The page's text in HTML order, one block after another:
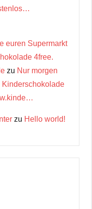
euren Supermarkt
4free.
zu Nur morgen
Kinderschokolade
zu Hello world!